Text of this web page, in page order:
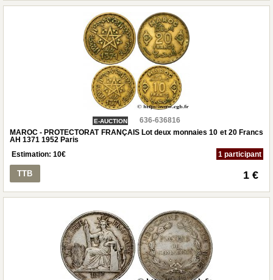
E-AUCTION
636-636816
MAROC - PROTECTORAT FRANÇAIS Lot deux monnaies 10 et 20 Francs
AH 1371 1952 Paris
Estimation: 10€ 1 participant
TTB 1 €